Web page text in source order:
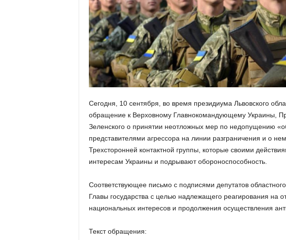
Сегодня, 10 сентября, во время президиума Львовского
обращение к Верховному Главнокомандующему Украины,
Зеленского о принятии неотложных мер по недопущению
представителями агрессора на линии разграничения и о
Трехсторонней контактной группы, которые своими
интересам Украины и подрывают обороноспособность.
Соответствующее письмо с подписями депутатов
Главы государства с целью надлежащего реагирования на
национальных интересов и продолжения осуществления
Текст обращения: